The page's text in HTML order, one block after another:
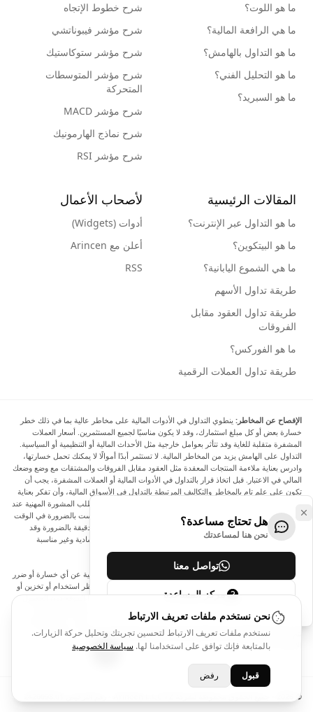
ما هو اللوت؟
ما هي الرافعة المالية؟
ما هو التداول بالهامش؟
ما هو التحليل الفني؟
ما هو السبريد؟
شرح خطوط الإتجاه
شرح مؤشر فيبوناتشي
شرح مؤشر ستوكاستيك
شرح مؤشر المتوسطات
المتحركة
شرح مؤشر MACD
شرح نماذج الهارمونيك
شرح مؤشر RSI
المقالات الرئيسية
ما هو التداول عبر الإنترنت؟
ما هو البيتكوين؟
ما هي الشموع اليابانية؟
طريقة تداول الأسهم
طريقة تداول العقود مقابل
الفروقات
ما هو الفوركس؟
طريقة تداول العملات الرقمية
لأصحاب الأعمال
أدوات (Widgets)
أعلن مع Arincen
RSS
الإفصاح عن المخاطر: ينطوي التداول في الأدوات المالية على مخاطر عالية بما في ذلك خطر
خسارة بعض أو كل مبلغ استثمارك، وقد لا يكون مناسبًا لجميع المستثمرين. أسعار العملات
المشفرة متقلبة للغاية وقد تتأثر بعوامل خارجية مثل الأحداث المالية أو التنظيمية أو السياسية.
التداول على الهامش يزيد من المخاطر المالية. لا تستثمر أبدًا أموالًا لا يمكنك تحمل خسارتها،
وادرس بعناية ملاءمة المنتجات المعقدة مثل العقود مقابل الفروقات والمشتقات مع وضع وضعك
المالي في الاعتبار. قبل اتخاذ قرار بالتداول في الأدوات المالية أو العملات المشفرة، يجب أن
تكون على علم تام بالمخاطر والتكاليف المرتبطة بالتداول في الأسواق المالية، وأن تفكر بعناية
في أهدافك الاستثمارية ومستوى خبرتك ورغبتك في المخاطرة، وأن تطلب المشورة المهنية عند
الحاجة. تود Arincen أن تذكرك بأن البيانات الواردة في هذا الموقع ليست بالضرورة في الوقت
الفعلي وليست دقيقة. البيانات والأسعار الموجودة على الموقع ليست دقيقة بالضرورة وقد
تختلف عن السعر الفعلي في أي سوق معينة، مما يعني أن الأسعار إرشادية وغير مناسبة
لأغراض التداول.
لن يتحمل Arincen وأي مزود للبيانات الواردة في هذا الموقع المسؤولية عن أي خسارة أو ضرر
نتيجة لتداولك، أو اعتمادك على المعلومات الواردة في هذا الموقع. يحظر استخدام أو تخزين أو
إعادة إنتاج أو عرض أو تعديل أو نقل أو توزيع البيانات الموجودة في هذا الموقع دون الحصول
على إذن كتابي صريح مسبق من Arincen و/أو مزود البيانات. جميع حقوق الملكية الفكرية
محفوظة من قبل مقدمي الخدمة و/أو البورصة التي تقدم البيانات الواردة في هذا الموقع. قد
يتم تعويض Arincen من قبل المعلنين الذين يظهرون على الموقع، بناءً على تفاعلك مع
الإعلانات أو المعلنين.
© 2026 - جميع الحقوق محفوظة لشركة Arincen L.L.C-FZ - رقم الترخيص 2420098.01
هل تحتاج مساعدة؟
نحن هنا لمساعدتك
تواصل معنا
مركز المساعدة
نحن نستخدم ملفات تعريف الارتباط
نستخدم ملفات تعريف الارتباط لتحسين تجربتك وتحليل حركة الزيارات.
بالمتابعة فإنك توافق على استخدامنا لها. سياسة الخصوصية
قبول رفض